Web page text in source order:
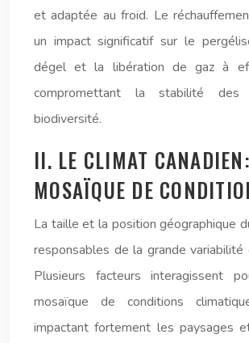
et adaptée au froid. Le
un impact significatif sur le
dégel et la libération de gaz à
compromettant la stabilité
biodiversité.
II. LE CLIMAT
MOSAÏQUE DE
La taille et la position géographique
responsables de la grande variabilité
Plusieurs facteurs interagissent
mosaïque de conditions
impactant fortement les paysages